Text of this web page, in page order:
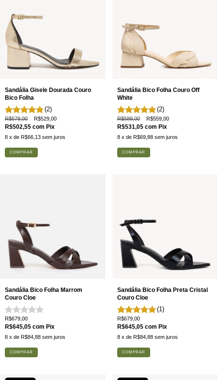
Sandália Gisele Dourada Couro
Bico Folha
(2)
R$579,00 R$529,00
R$502,55 com Pix
8 x de R$66,13 sem juros
COMPRAR
Sandália Bico Folha Couro Off
White
(2)
R$589,00 R$559,00
R$531,05 com Pix
8 x de R$69,88 sem juros
COMPRAR
Sandália Bico Folha Marrom
Couro Cloe
R$679,00
R$645,05 com Pix
8 x de R$84,88 sem juros
COMPRAR
Sandália Bico Folha Preta Cristal
Couro Cloe
(1)
R$679,00
R$645,05 com Pix
8 x de R$84,88 sem juros
COMPRAR